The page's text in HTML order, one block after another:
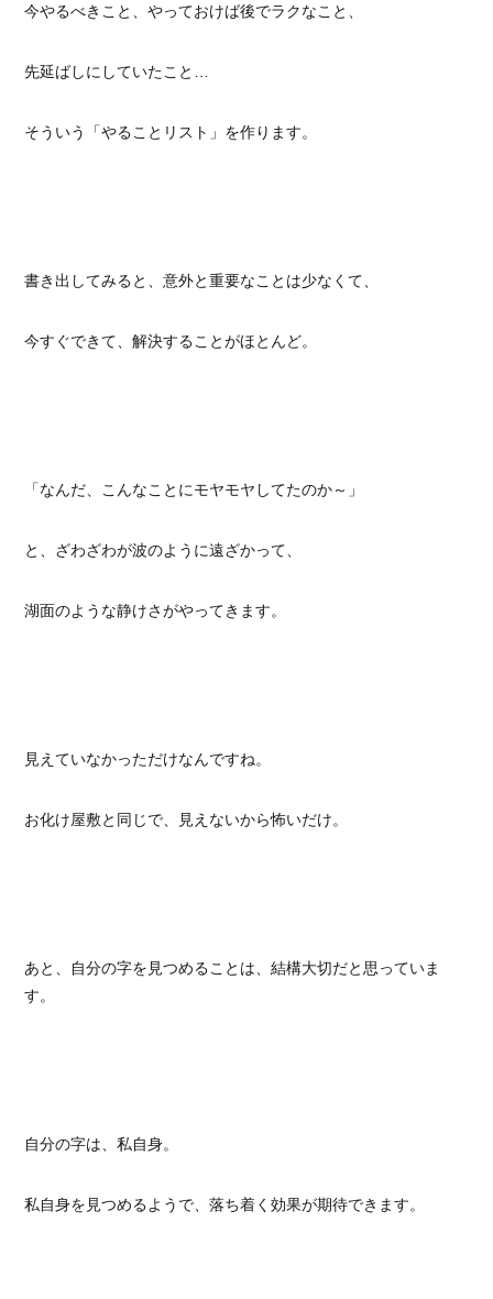
今やるべきこと、やっておけば後でラクなこと、
先延ばしにしていたこと…
そういう「やることリスト」を作ります。
書き出してみると、意外と重要なことは少なくて、
今すぐできて、解決することがほとんど。
「なんだ、こんなことにモヤモヤしてたのか～」
と、ざわざわが波のように遠ざかって、
湖面のような静けさがやってきます。
見えていなかっただけなんですね。
お化け屋敷と同じで、見えないから怖いだけ。
あと、自分の字を見つめることは、結構大切だと思っていま
す。
自分の字は、私自身。
私自身を見つめるようで、落ち着く効果が期待できます。